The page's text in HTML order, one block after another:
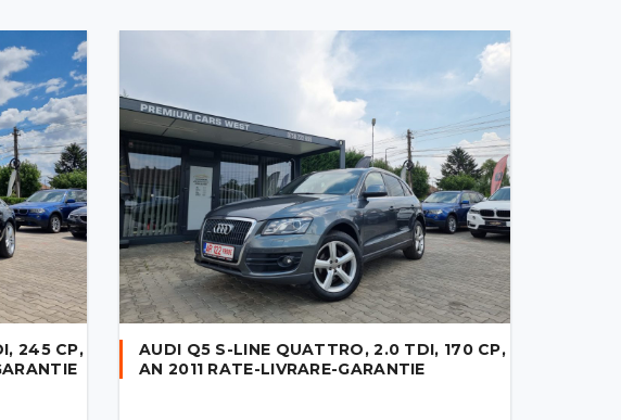
245 CP,
AUDI Q5 S-LINE QUATTRO, 2.0 TDI, 170 CP,
AN 2011 RATE-LIVRARE-GARANTIE